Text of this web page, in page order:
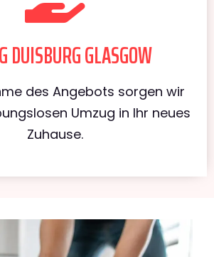
DUISBURG GLASGOW
des Angebots sorgen wir
Umzug in Ihr neues
Zuhause.